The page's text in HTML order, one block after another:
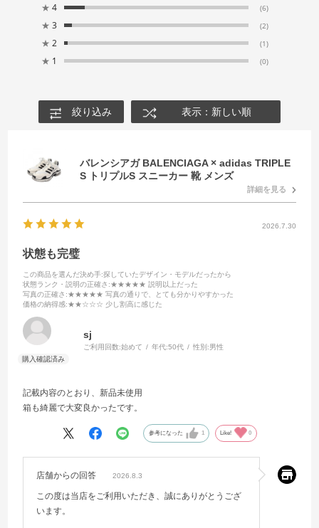
★ 4 (6)
★ 3 (2)
★ 2 (1)
★ 1 (0)
絞り込み 表示：新しい順
バレンシアガ BALENCIAGA × adidas TRIPLE
S トリプルS スニーカー 靴 メンズ
詳細を見る
2026.7.30
状態も完璧
この商品を選んだ決め手:探していたデザイン・モデルだったから
状態ランク・説明の正確さ :★★★★★ 説明以上だった
写真の正確さ :★★★★★ 写真の通りで、とても分かりやすかった
価格の納得感:★★☆☆☆ 少し割高に感じた
sj
ご利用回数:始めて 年代:50代 性別:男性
記載内容のとおり、新品未使用
箱も綺麗で大変良かったです。
参考になった 1 Like! 0
店舗からの回答 2026.8.3
この度は当店をご利用いただき、誠にありがとうござ
います。